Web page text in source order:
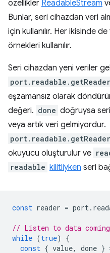
özellikler ReadableStream
Bunlar, seri cihazdan veri
için kullanılır. Her ikisinde de
örnekleri kullanılır.
Seri cihazdan yeni veriler
eşzamansız olarak
değeri. done doğruysa seri
veya artık veri gelmiyordur.
okuyucu oluşturulur ve
readable kilitliyken seri
const reader = port.
// Listen to data
while (true)
{
const { value, done }